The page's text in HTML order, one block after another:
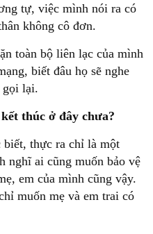
tự, việc mình nói ra có
không cô đơn.
toàn bộ liên lạc của mình
biết đâu họ sẽ nghe
gọi lại.
thúc ở đây chưa?
thực ra chỉ là một
nghĩ ai cũng muốn bảo vệ
em của mình cũng vậy.
muốn mẹ và em trai có